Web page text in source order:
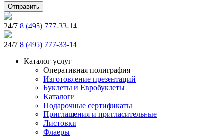
Отправить
24/7 8 (495) 777-33-14
24/7 8 (495) 777-33-14
Каталог услуг
Оперативная полиграфия
Изготовление презентаций
Буклеты и Eвробуклеты
Каталоги
Подарочные сертификаты
Приглашения и пригласительные
Листовки
Флаеры